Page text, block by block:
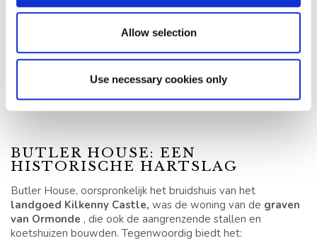
Allow selection
Use necessary cookies only
Ireland– ondersteunt de bloeiende Ierse
designgemeenschap.
een van de slechts vier in Europa – door de World Crafts
Council. Je kunt deze creatieve wijk verkennen op een
steenworp afstand van Butler House, via onze tuinpoort en
aan de overkant van Kilkenny Castle.
BUTLER HOUSE: EEN
HISTORISCHE HARTSLAG
Butler House, oorspronkelijk het bruidshuis van het
landgoed Kilkenny Castle, was de woning van de graven
van Ormonde , die ook de aangrenzende stallen en
koetshuizen bouwden. Tegenwoordig biedt het: